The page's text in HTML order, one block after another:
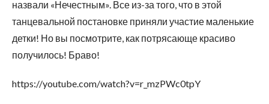
назвали «Нечестным». Все из-за того, что в этой
танцевальной постановке приняли участие маленькие
детки! Но вы посмотрите, как потрясающе красиво
получилось! Браво!
https://youtube.com/watch?v=r_mzPWc0tpY